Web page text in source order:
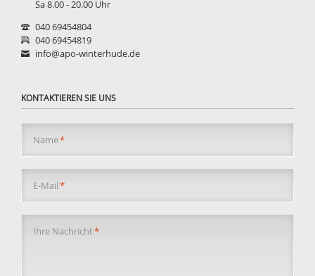
Sa 8.00 - 20.00 Uhr
040 69454804
040 69454819
info@apo-winterhude.de
KONTAKTIEREN SIE UNS
Pflichtfeld
Name*
Pflichtfeld
E-Mail*
Pflichtfeld
Ihre Nachricht*